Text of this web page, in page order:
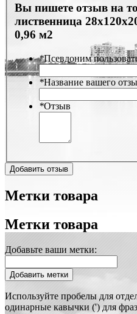
Вы пишете отзыв на
лиственница
0,96 м2
*Псевдоним
*Название вашего
*Отзыв
Добавить отзыв
Метки товара
Метки товара
Добавьте ваши метки:
Добавить метки
Используйте пробелы для
одинарные кавычки (') для